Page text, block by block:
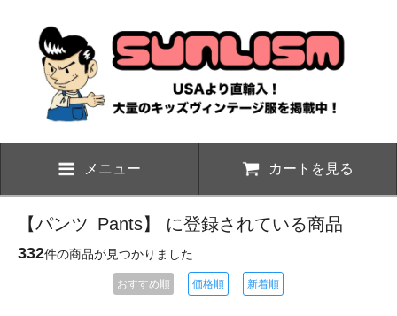
メニュー カートを見る
【パンツ Pants】 に登録されている商品
332件の商品が見つかりました
おすすめ順 価格順 新着順